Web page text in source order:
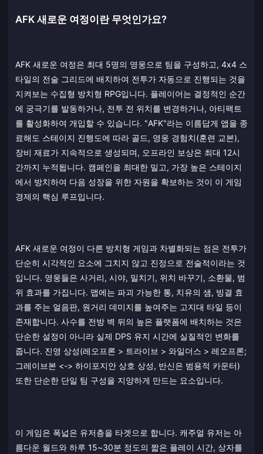
AFK 새로운 여정이란 무엇인가요?
AFK 새로운 여정은 최대 5명의 영웅으로 팀을 구성하고, 4x4 스
타일의 전술 그리드에 배치하여 전투가 자동으로 진행되는 것을
지켜보는 수집형 방치형 RPG입니다. 플레이어는 결정적인 순간
에 궁극기를 발동하거나, 전투 전 위치를 변경하거나, 아티팩트
를 활성화하여 개입할 수 있습니다. "AFK"라는 이름답게 앱을 종
료해도 스테이지 진행도에 따라 골드, 영웅 경험치(훈련 교본),
장비 재료가 지속적으로 생성되며, 오프라인 보상은 최대 12시
간까지 누적됩니다. 캠페인을 최대한 밀고, 가장 높은 스테이지
에서 방치하여 다음 성장을 위한 자원을 확보하는 것이 이 게임
경제의 핵심 루프입니다.
AFK 새로운 여정이 다른 방치형 게임과 차별화되는 점은 전투가
단순히 시각적인 요소에 그치지 않고 진정으로 전술적이라는 것
입니다. 영웅들은 사거리, 시야, 밀치기, 위치 바꾸기, 소환물, 범
위 효과를 가집니다. 맵에는 파괴 가능한 통, 치유의 샘, 빙결 효
과를 주는 얼음판, 원거리 데미지를 높여주는 고지대 타일 등이
존재합니다. 사수를 전방 벽 뒤의 높은 플랫폼에 배치하는 것은
단순한 설정이 아니라 실제 DPS 유지 시간에 실질적인 변화를
줍니다. 진영 상성(레오프론 > 트라이브 > 와일더스 > 레오프론;
그레이브본 <-> 하이포지안 상호 상성, 반신은 범용적 카운터)
또한 단순한 단일 팀 구성을 지양하게 만드는 요소입니다.
이 게임은 폭넓은 유저층을 타겟으로 합니다. 캐주얼 유저는 아
름다운 월드와 하루 15~30분 정도의 짧은 플레이 시간, 상자를